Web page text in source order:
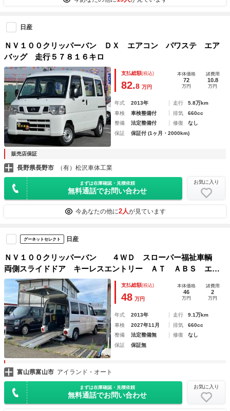
日産
ＮＶ１００クリッパーバン ＤＸ エアコン パワステ エア
バッグ 走行５７８１６キロ
支払総額(税込)
82.8 万円
本体価格
72
万円
諸費用
10.8
万円
年式 2013年 走行
5.8万km
車検
車検整備付 排気
660cc
整備
法定整備付 修復
なし
保証
保証付 (1ヶ月・2000km)
販売店保証
長野県長野市 （有）松沢車体工業
まずは在庫確認・見積依頼
無料通話でお問い合わせ
お気に入り
今あなたの他に2人が見ています
グーネットセレクト 日産
ＮＶ１００クリッパーバン ４ＷＤ スローパー福祉車輌
両側スライドドア キーレスエントリー ＡＴ ＡＢＳ エア
コン パワーウィンドウ パワーステアリング 車椅子牽引ウ
インチ付き 介助者用リヤシート Ｗエアバッグ 電動車高調
整付
支払総額(税込)
48 万円
本体価格
46
万円
諸費用
2
万円
年式 2013年 走行
9.1万km
車検
2027年11月 排気
660cc
整備
法定整備無 修復
なし
保証
保証無
富山県富山市 アイランド・オート
まずは在庫確認・見積依頼
無料通話でお問い合わせ
お気に入り